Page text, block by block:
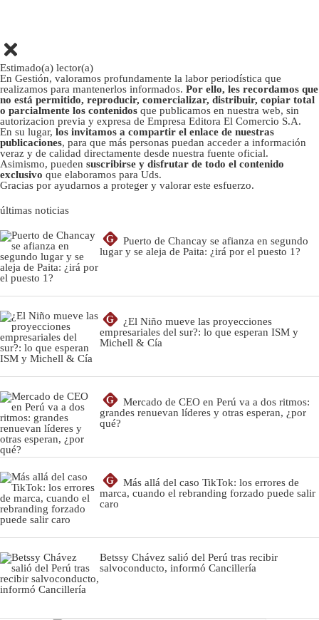
Estimado(a) lector(a)
En Gestión, valoramos profundamente la labor periodística que
realizamos para mantenerlos informados. Por ello, les recordamos que
no está permitido, reproducir, comercializar, distribuir, copiar total
o parcialmente los contenidos que publicamos en nuestra web, sin
autorizacion previa y expresa de Empresa Editora El Comercio S.A.
En su lugar, los invitamos a compartir el enlace de nuestras
publicaciones, para que más personas puedan acceder a información
veraz y de calidad directamente desde nuestra fuente oficial.
Asimismo, pueden suscribirse y disfrutar de todo el contenido
exclusivo que elaboramos para Uds.
Gracias por ayudarnos a proteger y valorar este esfuerzo.
últimas noticias
G
Puerto de Chancay se afianza en segundo
lugar y se aleja de Paita: ¿irá por el puesto 1?
G
¿El Niño mueve las proyecciones
empresariales del sur?: lo que esperan ISM y
Michell & Cía
G
Mercado de CEO en Perú va a dos ritmos:
grandes renuevan líderes y otras esperan, ¿por
qué?
G
Más allá del caso TikTok: los errores de
marca, cuando el rebranding forzado puede salir
caro
Betssy Chávez salió del Perú tras recibir
salvoconducto, informó Cancillería